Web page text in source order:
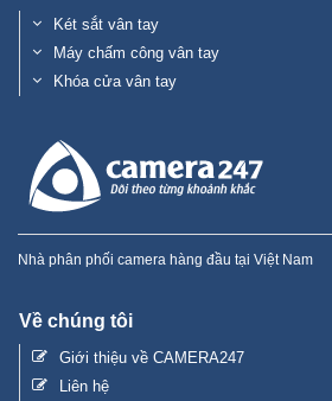
Két sắt vân tay
Máy chấm công vân tay
Khóa cửa vân tay
Nhà phân phối camera hàng đầu tại Việt Nam
Về chúng tôi
Giới thiệu về CAMERA247
Liên hệ